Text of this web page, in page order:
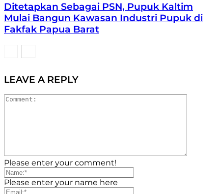
Ditetapkan Sebagai PSN, Pupuk Kaltim
Mulai Bangun Kawasan Industri Pupuk di
Fakfak Papua Barat
LEAVE A REPLY
Please enter your comment!
Please enter your name here